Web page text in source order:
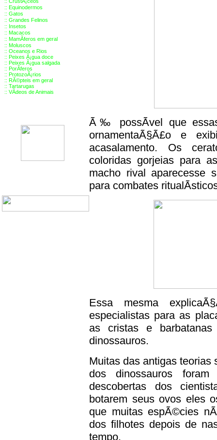
:: Equinodermos
:: Gatos
:: Grandes Felinos
:: Insetos
:: Macacos
:: MamÃ­feros em geral
:: Moluscos
:: Oceanos e Rios
:: Peixes Ã¡gua doce
:: Peixes Ã¡gua salgada
:: PorÃ­feros
:: ProtozoÃ¡rios
:: RÃ©pteis em geral
:: Tartarugas
:: VÃ­deos de Animais
Ã‰ possÃ­vel que
ornamentaÃ§Ã£o e
acasalamento. Os
coloridas gorjeias para
macho rival aparecesse
para combates
Essa mesma
especialistas para as
as cristas e barbatanas
dinossauros.
Muitas das antigas teorias
dos dinossauros
descobertas dos
botarem seus ovos eles
que muitas espÃ©cies
dos filhotes depois de
tempo.